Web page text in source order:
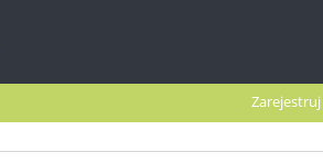
Zarejestruj